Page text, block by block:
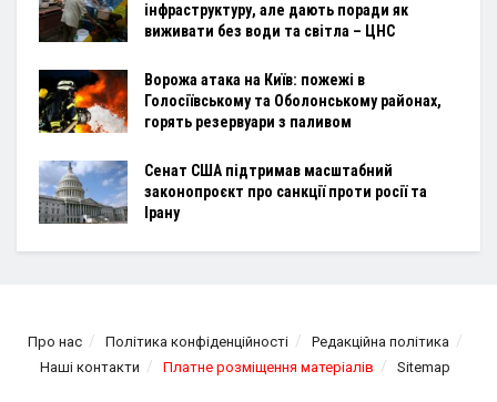
інфраструктуру, але дають поради як
виживати без води та світла – ЦНС
Ворожа атака на Київ: пожежі в
Голосіївському та Оболонському районах,
горять резервуари з паливом
Сенат США підтримав масштабний
законопроєкт про санкції проти росії та
Ірану
Про нас Політика конфіденційності
Редакційна політика
Наші контакти
Платне розміщення матеріалів Sitemap